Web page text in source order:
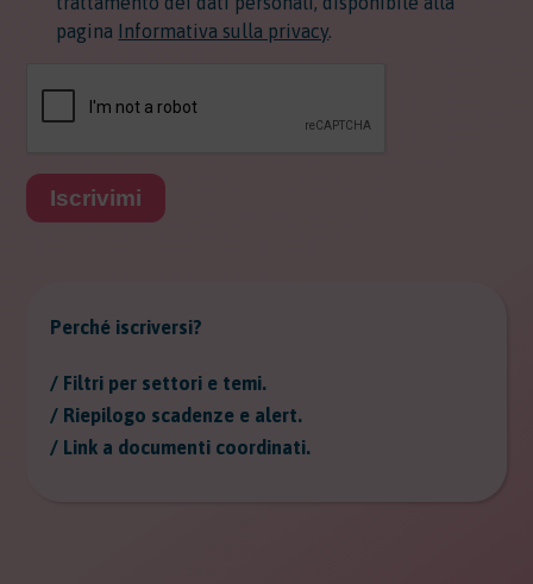
pagina Informativa sulla privacy.
Iscrivimi
Perché iscriversi?
/ Filtri per settori e temi.
/ Riepilogo scadenze e alert.
/ Link a documenti coordinati.